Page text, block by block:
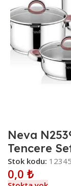
Neva
Tencere
Stok kodu:
0,0 ₺